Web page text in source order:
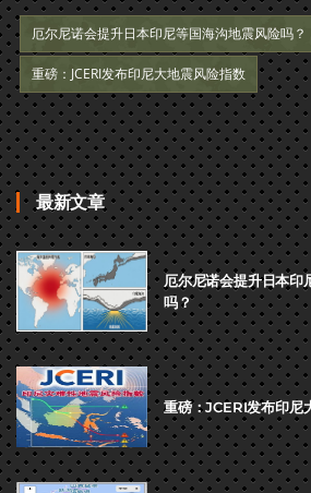
厄尔尼诺会提升日本印尼等国海沟地震风险吗？
重磅：JCERI发布印尼大地震风险指数
最新文章
厄尔尼诺会提升日本印
吗？
重磅：JCERI发布印尼